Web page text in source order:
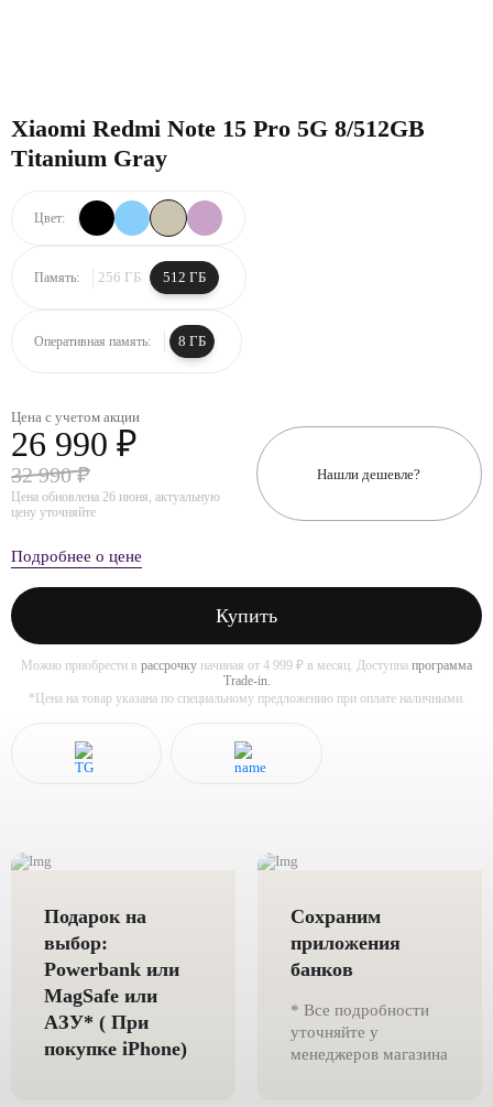
Xiaomi Redmi Note 15 Pro 5G 8/512GB
Titanium Gray
Цвет:
Память: 256 ГБ 512 ГБ
Оперативная память: 8 ГБ
Цена с учетом акции
26 990 ₽
32 990 ₽
Цена обновлена 26 июня, актуальную
цену уточняйте
Нашли дешевле?
Подробнее о цене
Купить
Можно приобрести в рассрочку начиная от 4 999 ₽ в месяц. Доступна программа
Trade-in.
*Цена на товар указана по специальному предложению при оплате наличными.
Подарок на
выбор:
Powerbank или
MagSafe или
AЗУ* ( При
покупке iPhone)
Сохраним
приложения
банков
* Все подробности
уточняйте у
менеджеров магазина